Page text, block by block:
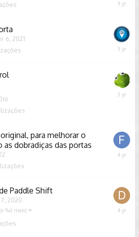
March
6, 2021
February
August
para melhorar o
dobradiças das portas
June
Paddle Shift
2020
(e %d mais)
April